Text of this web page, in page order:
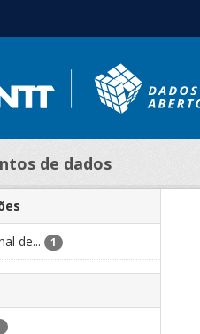
de dados
de... 1